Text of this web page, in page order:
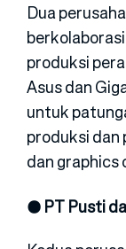
Dua
produksi
Asus dan
untuk
produksi
dan graphics
● PT Pusti